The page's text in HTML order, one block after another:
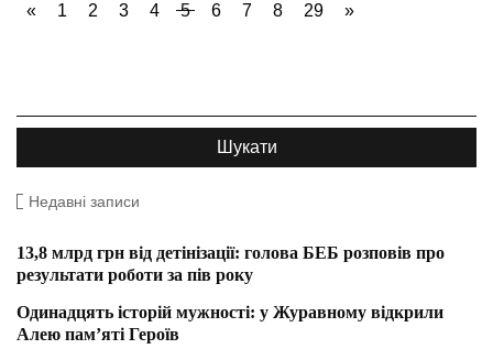
« 1 2 3 4 5 6 7 8 29 »
Недавні записи
13,8 млрд грн від детінізації: голова БЕБ розповів про
результати роботи за пів року
Одинадцять історій мужності: у Журавному відкрили
Алею пам’яті Героїв